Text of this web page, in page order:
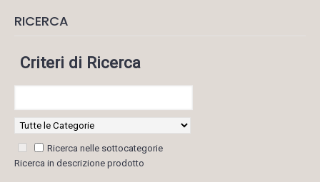
RICERCA
Criteri di Ricerca
Ricerca nelle sottocategorie
Ricerca in descrizione prodotto